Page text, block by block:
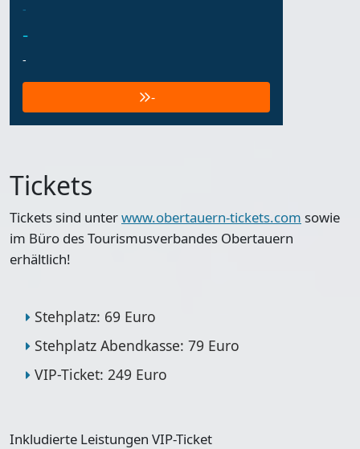
-
-
-
-
Tickets
Tickets sind unterwww.obertauern-tickets.com sowie
im Büro des Tourismusverbandes Obertauern
erhältlich!
Stehplatz: 69 Euro
Stehplatz Abendkasse: 79 Euro
VIP-Ticket: 249 Euro
Inkludierte Leistungen VIP-Ticket